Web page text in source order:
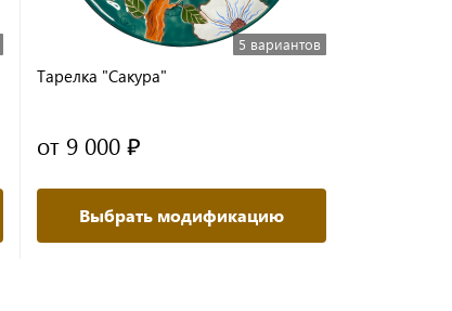
5 вариантов
Тарелка "Сакура"
от 9 000 ₽
Выбрать модификацию